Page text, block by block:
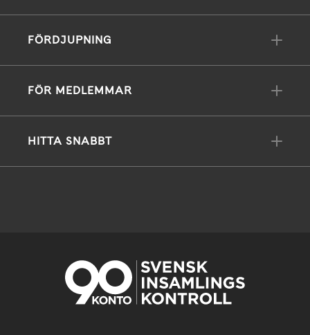
FÖRDJUPNING
FÖR MEDLEMMAR
HITTA SNABBT